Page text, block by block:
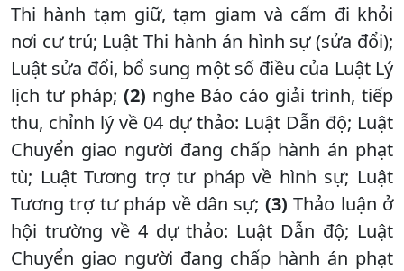
Thi hành tạm giữ, tạm giam và cấm đi khỏi
nơi cư trú; Luật Thi hành án hình sự (sửa đổi);
Luật sửa đổi, bổ sung một số điều của Luật Lý
lịch tư pháp; (2) nghe Báo cáo giải trình, tiếp
thu, chỉnh lý về 04 dự thảo: Luật Dẫn độ; Luật
Chuyển giao người đang chấp hành án phạt
tù; Luật Tương trợ tư pháp về hình sự; Luật
Tương trợ tư pháp về dân sự; (3) Thảo luận ở
hội trường về 4 dự thảo: Luật Dẫn độ; Luật
Chuyển giao người đang chấp hành án phạt